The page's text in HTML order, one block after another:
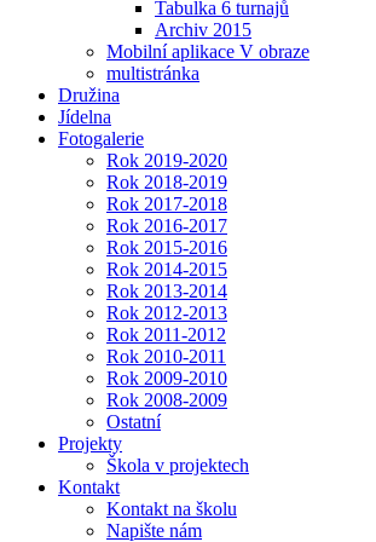
Tabulka 6 turnajů
Archiv 2015
Mobilní aplikace V obraze
multistránka
Družina
Jídelna
Fotogalerie
Rok 2019-2020
Rok 2018-2019
Rok 2017-2018
Rok 2016-2017
Rok 2015-2016
Rok 2014-2015
Rok 2013-2014
Rok 2012-2013
Rok 2011-2012
Rok 2010-2011
Rok 2009-2010
Rok 2008-2009
Ostatní
Projekty
Škola v projektech
Kontakt
Kontakt na školu
Napište nám